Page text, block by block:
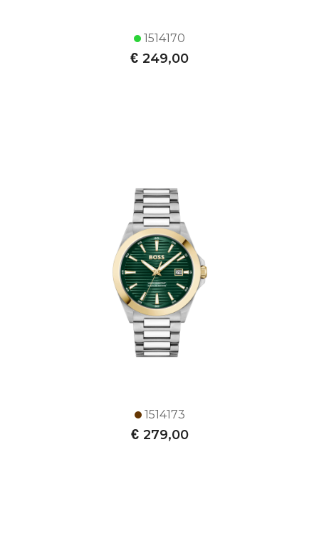
1514170
€ 249,00
1514173
€ 279,00